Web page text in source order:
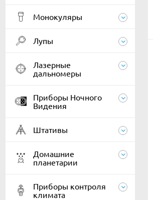
Монокуляры
Лупы
Лазерные
дальномеры
Приборы Ночного
Видения
Штативы
Домашние
планетарии
Приборы контроля
климата